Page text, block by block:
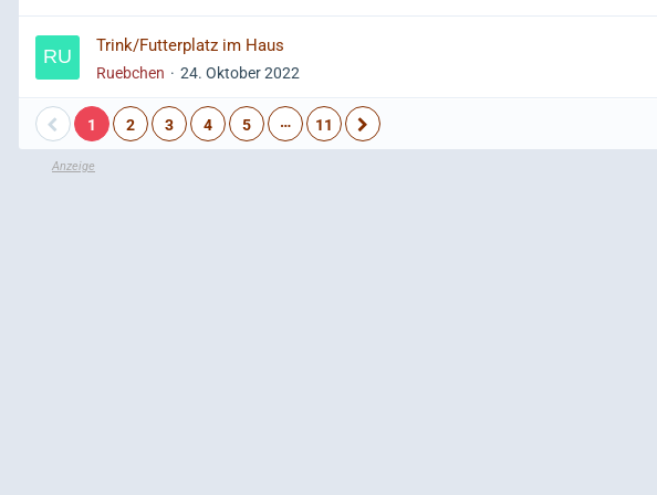
Trink/Futterplatz im Haus
Ruebchen 24. Oktober 2022
1 2 3 4 5 … 11